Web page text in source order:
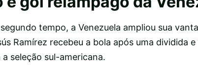
tempo, a Venezuela ampliou sua
Ramírez recebeu a bola após uma dividida
seleção sul-americana.